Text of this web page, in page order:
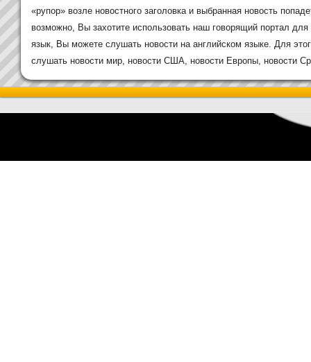
«рупор» возле новостного заголовка и выбранная новость
возможно, Вы захотите использовать наш говорящий портал
язык, Вы можете слушать новости на английском языке. Для
слушать новости мир, новости США, новости Европы, новости